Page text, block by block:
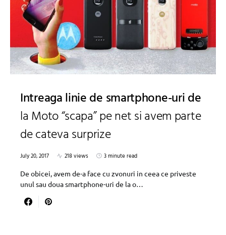
Intreaga linie de smartphone-uri de
la Moto “scapa” pe net si avem parte
de cateva surprize
July 20, 2017 218 views
3 minute read
De obicei, avem de-a face cu zvonuri in ceea ce priveste
unul sau doua smartphone-uri de la o…